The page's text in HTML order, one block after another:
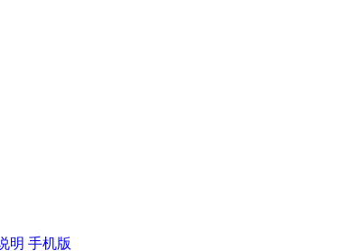
明 手机版